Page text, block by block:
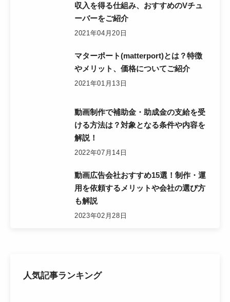
収入を得る仕組み、おすすめのVチュ
ーバーをご紹介
2021年04月20日
マターポート(matterport)とは？特徴
やメリット、価格についてご紹介
2021年01月13日
動画制作で補助金・助成金の支給を受
ける方法は？対象となる条件や内容を
解説！
2022年07月14日
動画広告会社おすすめ15選！制作・運
用を依頼するメリットや会社の選び方
も解説
2023年02月28日
人気記事ランキング